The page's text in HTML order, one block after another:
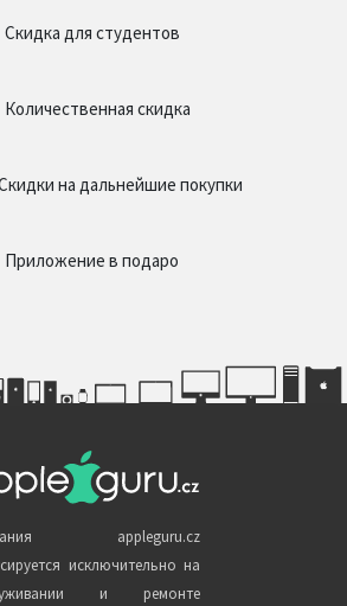
Скидка для студентов
Количественная скидка
на дальнейшие покупки
Приложение в подаро
appleguru.cz
исключительно на
и ремонте